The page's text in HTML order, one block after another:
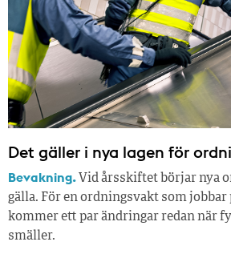
Det gäller i nya lagen för
Bevakning. Vid årsskiftet börjar nya
gälla. För en ordningsvakt som jobbar
kommer ett par ändringar redan när
smäller.